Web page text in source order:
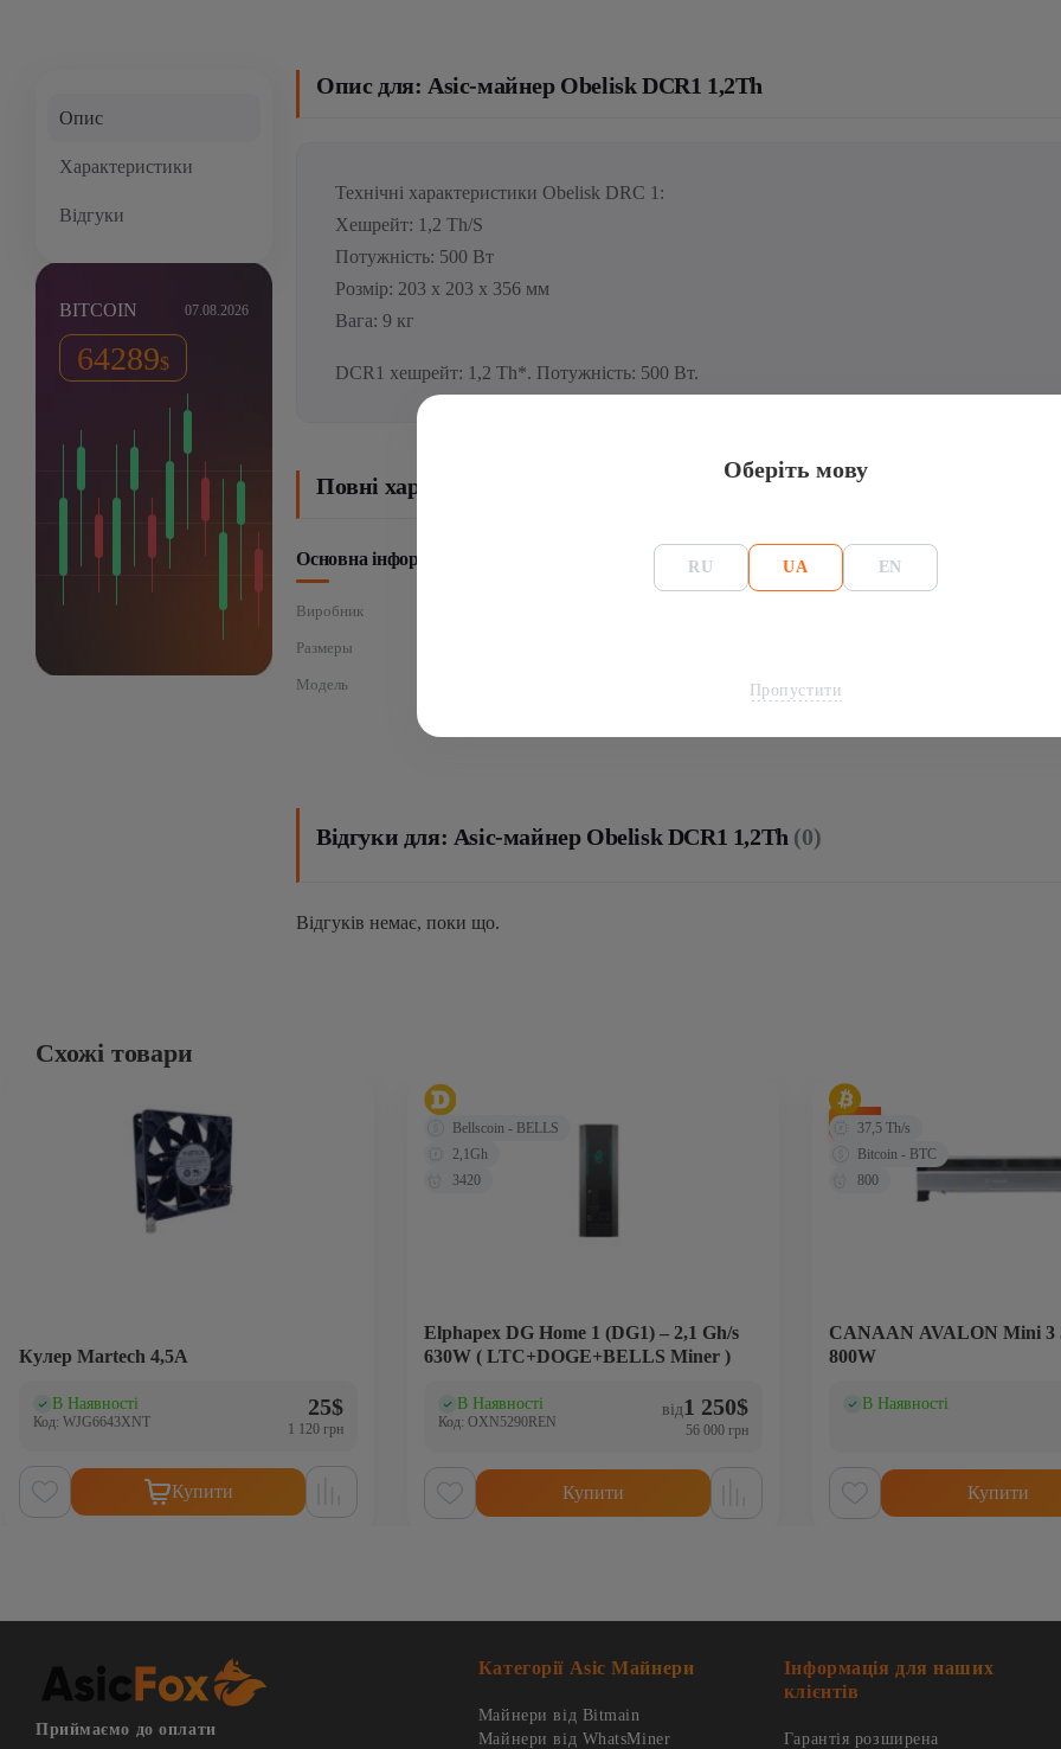
Опис
Характеристики
Відгуки
BITCOIN 07.08.2026
64289$
Опис для: Asic-майнер Obelisk DCR1 1,2Th
Технічні характеристики Obelisk DRC 1:
Хешрейт: 1,2 Th/S
Потужність: 500 Вт
Розмір: 203 х 203 х 356 мм
Вага: 9 кг
DCR1 хешрейт: 1,2 Th*. Потужність: 500 Вт.
Повні характеристики: Asic-майнер Obelisk DCR1 1,2Th
Основна інформація
Виробник
Размеры
Модель
Майнінг
Hash-rate
Відгуки для: Asic-майнер Obelisk DCR1 1,2Th (0)
Відгуків немає, поки що.
Схожі товари
Кулер Martech 4,5А
В Наявності
(0)
Код: WJG6643XNT
25$
1 120 грн
Купити
Elphapex DG Home 1 (DG1) – 2,1 Gh/s
630W ( LTC+DOGE+BELLS Miner )
Bellscoin - BELLS
2,1Gh
3420
В Наявності
(0)
Код: OXN5290REN
від1 250$
56 000 грн
Купити
CANAAN AVALON Mini 3
800W
-33%37,5 Th/s
Bitcoin - BTC
800
В Наявності
(0)
Купити
Приймаємо до оплати
Категорії Asic Майнери
Майнери від Bitmain
Майнери від WhatsMiner
Інформація для наших
клієнтів
Гарантія розширена
Оберіть мову
RU UA EN
Пропустити